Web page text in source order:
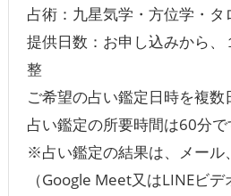
占術：九星気学・方位学・タ
提供日数：お申し込みから、
整
ご希望の占い鑑定日時を複数
占い鑑定の所要時間は60分で
※占い鑑定の結果は、メール
（Google Meet又はLINEビ